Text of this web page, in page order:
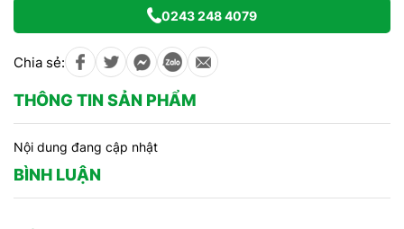
0243 248 4079
Chia sẻ:
THÔNG TIN SẢN PHẨM
Nội dung đang cập nhật
BÌNH LUẬN